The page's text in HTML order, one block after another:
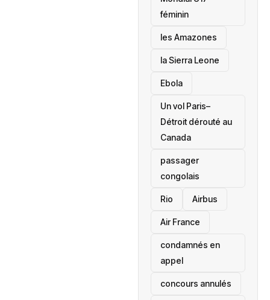
féminin
les Amazones
la Sierra Leone
‎Ebola
Un vol Paris–
Détroit dérouté au
Canada
passager
congolais
Rio Airbus
Air France
condamnés en
appel
concours annulés